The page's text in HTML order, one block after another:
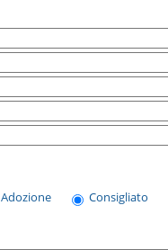
Adozione Consigliato